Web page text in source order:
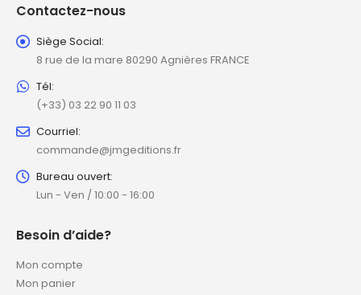
Contactez-nous
Siège Social:
8 rue de la mare 80290 Agnières FRANCE
Tél:
(+33) 03 22 90 11 03
Courriel:
commande@jmgeditions.fr
Bureau ouvert:
Lun - Ven / 10:00 - 16:00
Besoin d’aide?
Mon compte
Mon panier